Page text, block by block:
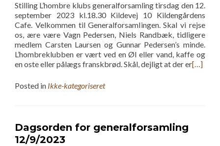
Stilling L’hombre klubs generalforsamling tirsdag den 12.
september 2023 kl.18.30 Kildevej 10 Kildengårdens
Cafe. Velkommen til Generalforsamlingen. Skal vi rejse
os, ære være Vagn Pedersen, Niels Randbæk, tidligere
medlem Carsten Laursen og Gunnar Pedersen’s minde.
L’hombreklubben er vært ved en Øl eller vand, kaffe og
en oste eller pålægs franskbrød. Skål, dejligt at der er[…]
Posted in Ikke-kategoriseret
Dagsorden for generalforsamling
12/9/2023